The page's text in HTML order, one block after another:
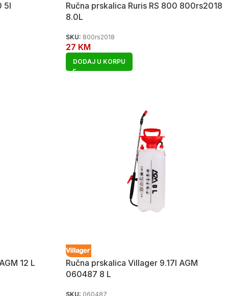
5l
Ručna prskalica Ruris RS 800 800rs2018
8.0L
SKU: 800rs2018
27 KM
DODAJ U KORPU
12 L
Ručna prskalica Villager 9.17l AGM
060487 8 L
SKU: 060487